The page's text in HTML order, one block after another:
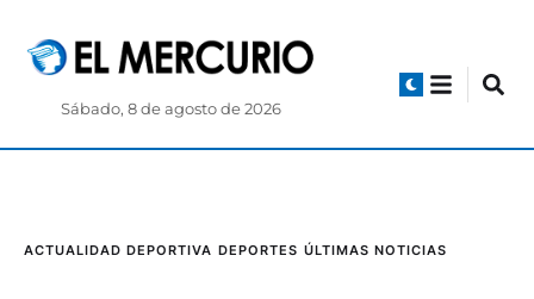
Sábado, 8 de agosto de 2026
ACTUALIDAD DEPORTIVA DEPORTES ÚLTIMAS NOTICIAS